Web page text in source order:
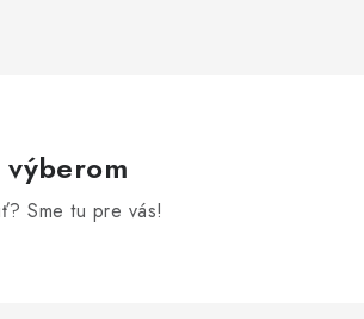
výberom
Sme tu pre vás!